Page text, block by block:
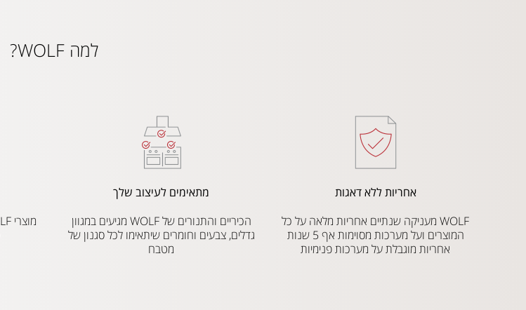
למה WOLF?
אחריות ללא דאגות
WOLF מעניקה שנתיים אחריות מלאה על כל
המוצרים ועל מערכות מסוימות אף 5 שנות
אחריות מוגבלת על מערכות פנימיות
מתאימים לעיצוב שלך
הכיריים והתנורים של WOLF מגיעים במגוון
גדלים, צבעים וחומרים שיתאימו לכל סגנון של
מטבח